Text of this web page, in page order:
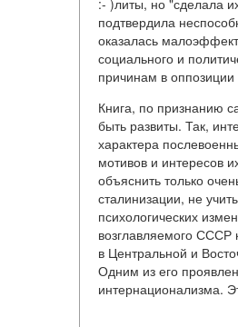
:- )литы, но "сделала
подтвердила
оказалась
социального и
причинам в оппозиции
Книга, по признанию
быть развиты. Так,
характера
мотивов и интересов
объяснить только
сталинизации, не
психологических
возглавляемого СССР
в Центральной и
Одним из его
интернационализма.